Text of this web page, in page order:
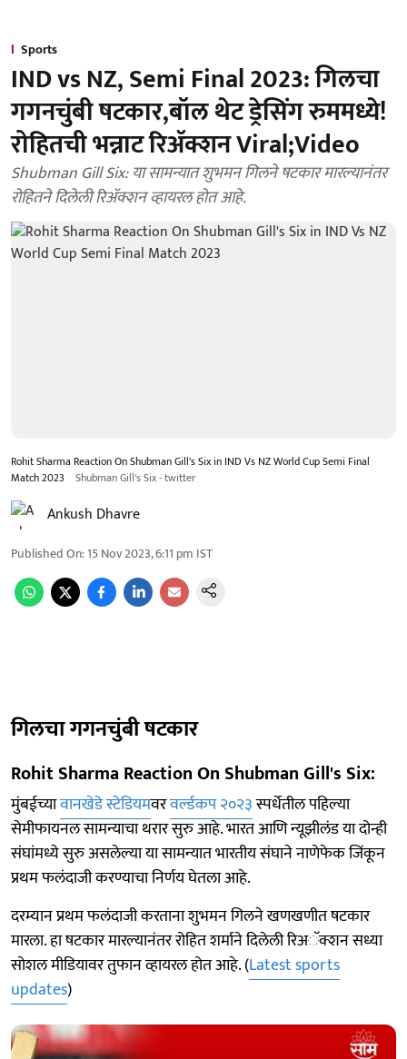
Sports
IND vs NZ, Semi Final 2023: गिलचा
गगनचुंबी षटकार,बॉल थेट ड्रेसिंग रुममध्ये!
रोहितची भन्नाट रिॲक्शन Viral;Video
Shubman Gill Six: या सामन्यात शुभमन गिलने षटकार मारल्यानंतर
रोहितने दिलेली रिॲक्शन व्हायरल होत आहे.
Rohit Sharma Reaction On Shubman Gill's Six in IND Vs NZ World Cup Semi Final
Match 2023
Shubman Gill's Six - twitter
Ankush Dhavre
Published On:15 Nov 2023, 6:11 pm IST
गिलचा गगनचुंबी षटकार
Rohit Sharma Reaction On Shubman Gill's Six:
मुंबईच्यावानखेडे स्टेडियमवरवर्ल्डकप २०२३स्पर्धेतील पहिल्या
सेमीफायनल सामन्याचा थरार सुरु आहे. भारत आणि न्यूझीलंड या दोन्ही
संघांमध्ये सुरु असलेल्या या सामन्यात भारतीय संघाने नाणेफेक जिंकून
प्रथम फलंदाजी करण्याचा निर्णय घेतला आहे.
दरम्यान प्रथम फलंदाजी करताना शुभमन गिलने खणखणीत षटकार
मारला. हा षटकार मारल्यानंतर रोहित शर्माने दिलेली रिअॅक्शन सध्या
सोशल मीडियावर तुफान व्हायरल होत आहे. (Latest sports
updates)